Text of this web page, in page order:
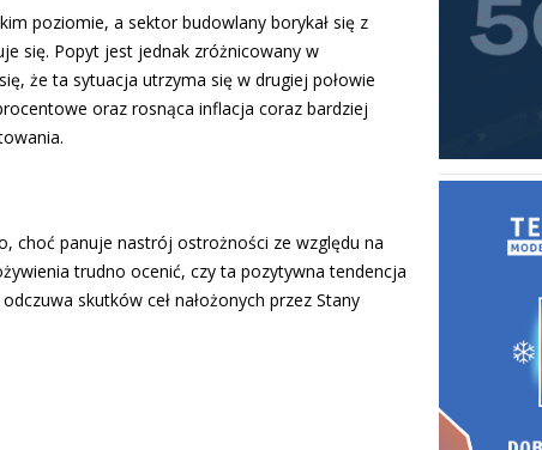
poziomie, a sektor budowlany borykał się z
się. Popyt jest jednak zróżnicowany w
że ta sytuacja utrzyma się w drugiej połowie
oraz rosnąca inflacja coraz bardziej
choć panuje nastrój ostrożności ze względu na
trudno ocenić, czy ta pozytywna tendencja
skutków ceł nałożonych przez Stany